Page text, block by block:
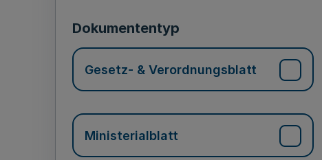
Dokumententyp
Gesetz- & Verordnungsblatt
Ministerialblatt